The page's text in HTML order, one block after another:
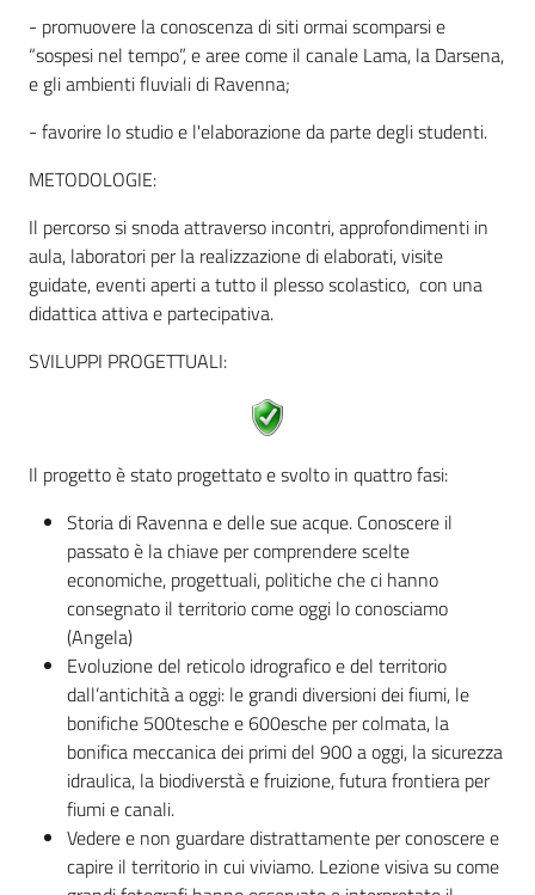
Assemblea
Attività
Per i media
Per i cittadini
- promuovere la conoscenza di siti ormai scomparsi e
“sospesi nel tempo”, e aree come il canale Lama, la Darsena,
e gli ambienti fluviali di Ravenna;
- favorire lo studio e l'elaborazione da parte degli studenti.
METODOLOGIE:
Il percorso si snoda attraverso incontri, approfondimenti in
aula, laboratori per la realizzazione di elaborati, visite
guidate, eventi aperti a tutto il plesso scolastico, con una
didattica attiva e partecipativa.
SVILUPPI PROGETTUALI:
Il progetto è stato progettato e svolto in quattro fasi:
Storia di Ravenna e delle sue acque. Conoscere il
passato è la chiave per comprendere scelte
economiche, progettuali, politiche che ci hanno
consegnato il territorio come oggi lo conosciamo
(Angela)
Evoluzione del reticolo idrografico e del territorio
dall’antichità a oggi: le grandi diversioni dei fiumi, le
bonifiche 500tesche e 600esche per colmata, la
bonifica meccanica dei primi del 900 a oggi, la sicurezza
idraulica, la biodiverstà e fruizione, futura frontiera per
fiumi e canali.
Vedere e non guardare distrattamente per conoscere e
capire il territorio in cui viviamo. Lezione visiva su come